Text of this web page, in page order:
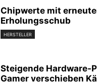
Chipwerte mit
Erholungsschub
HERSTELLER
Steigende Hardware-
Gamer verschieben